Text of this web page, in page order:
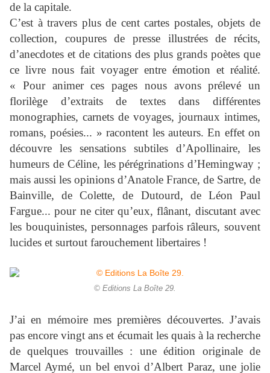
de la capitale.
C’est à travers plus de cent cartes postales, objets de
collection, coupures de presse illustrées de récits,
d’anecdotes et de citations des plus grands poètes que
ce livre nous fait voyager entre émotion et réalité.
« Pour animer ces pages nous avons prélevé un
florilège d’extraits de textes dans différentes
monographies, carnets de voyages, journaux intimes,
romans, poésies... » racontent les auteurs. En effet on
découvre les sensations subtiles d’Apollinaire, les
humeurs de Céline, les pérégrinations d’Hemingway ;
mais aussi les opinions d’Anatole France, de Sartre, de
Bainville, de Colette, de Dutourd, de Léon Paul
Fargue... pour ne citer qu’eux, flânant, discutant avec
les bouquinistes, personnages parfois râleurs, souvent
lucides et surtout farouchement libertaires !
© Editions La Boîte 29.
J’ai en mémoire mes premières découvertes. J’avais
pas encore vingt ans et écumait les quais à la recherche
de quelques trouvailles : une édition originale de
Marcel Aymé, un bel envoi d’Albert Paraz, une jolie